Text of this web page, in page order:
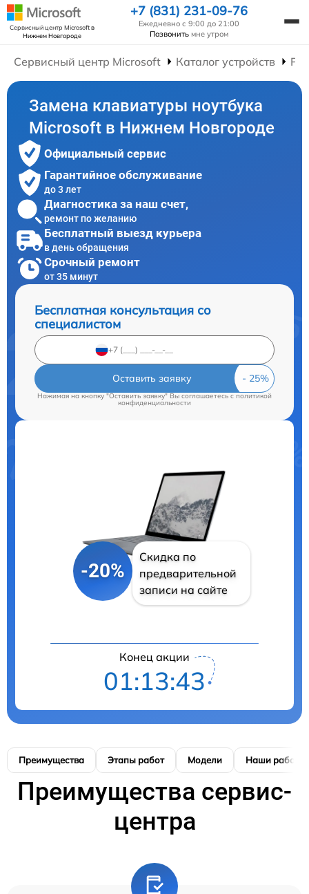
Сервисный центр Microsoftв
Нижнем Новгороде
+7 (831) 231-09-76
Ежедневно с 9:00 до 21:00
Позвонить мне утром
Сервисный центр Microsoft Каталог устройств
Замена клавиатуры ноутбука
Microsoft в Нижнем Новгороде
Официальный сервис
Гарантийное обслуживание
до 3 лет
Диагностика за наш счет,
ремонт по желанию
Бесплатный выезд курьера
в день обращения
Срочный ремонт
от 35 минут
Бесплатная консультация со
специалистом
Оставить заявку
Нажимая на кнопку "Оставить заявку" Вы соглашаетесь cполитикой
конфиденциальности
-20%
Скидка по
предварительной
записи на сайте
Конец акции
01:13:42
Преимущества Этапы работ Модели Наши работы
Преимущества сервис-
центра